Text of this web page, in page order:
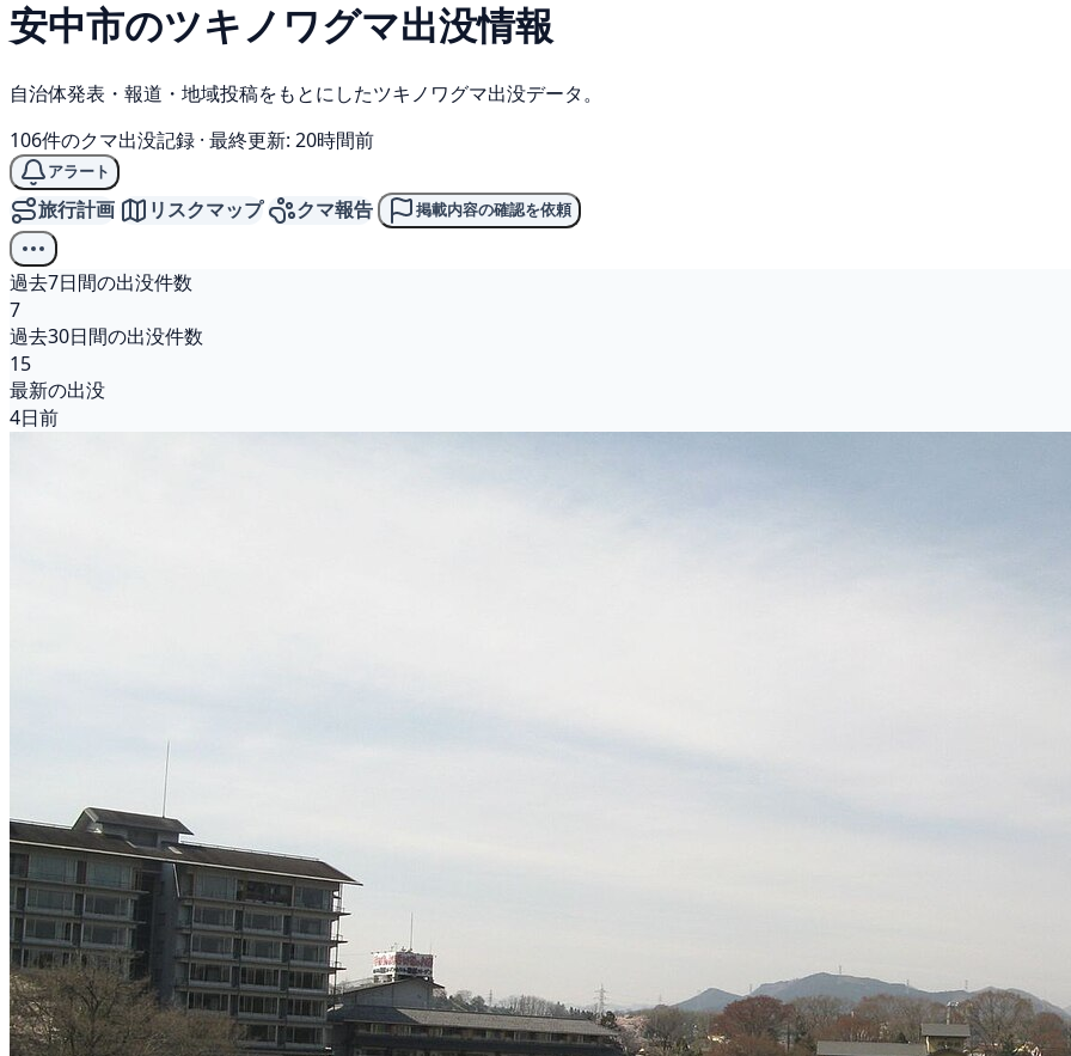
安中市のツキノワグマ出没情報
自治体発表・報道・地域投稿をもとにしたツキノワグマ出没データ。
106件のクマ出没記録 · 最終更新: 20時間前
アラート
旅行計画 リスクマップ クマ報告 掲載内容の確認を依頼
過去7日間の出没件数
7
過去30日間の出没件数
15
最新の出没
4日前